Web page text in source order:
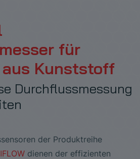
für
Kunststoff
Durchflussmessung
der Produktreihe
dienen der effizienten
Anwendungen
System zur
D
S
Technology
sparen